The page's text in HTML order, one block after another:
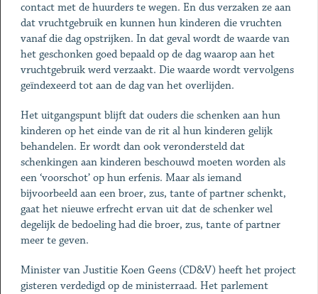
contact met de huurders te wegen. En dus verzaken ze aan
dat vruchtgebruik en kunnen hun kinderen die vruchten
vanaf die dag opstrijken. In dat geval wordt de waarde van
het geschonken goed bepaald op de dag waarop aan het
vruchtgebruik werd verzaakt. Die waarde wordt vervolgens
geïndexeerd tot aan de dag van het overlijden.
Het uitgangspunt blijft dat ouders die schenken aan hun
kinderen op het einde van de rit al hun kinderen gelijk
behandelen. Er wordt dan ook verondersteld dat
schenkingen aan kinderen beschouwd moeten worden als
een ‘voorschot’ op hun erfenis. Maar als iemand
bijvoorbeeld aan een broer, zus, tante of partner schenkt,
gaat het nieuwe erfrecht ervan uit dat de schenker wel
degelijk de bedoeling had die broer, zus, tante of partner
meer te geven.
Minister van Justitie Koen Geens (CD&V) heeft het project
gisteren verdedigd op de ministerraad. Het parlement